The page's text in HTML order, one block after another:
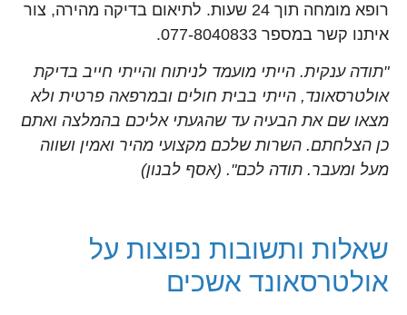
רופא מומחה תוך 24 שעות. לתיאום בדיקה מהירה, צור
איתנו קשר במספר 077-8040833.
"תודה ענקית. הייתי מועמד לניתוח והייתי חייב בדיקת
אולטרסאונד, הייתי בבית חולים ובמרפאה פרטית ולא
מצאו שם את הבעיה עד שהגעתי אליכם בהמלצה ואתם
כן הצלחתם. השרות שלכם מקצועי מהיר ואמין ושווה
מעל ומעבר. תודה לכם". (אסף לבנון)
שאלות ותשובות נפוצות על
אולטרסאונד אשכים